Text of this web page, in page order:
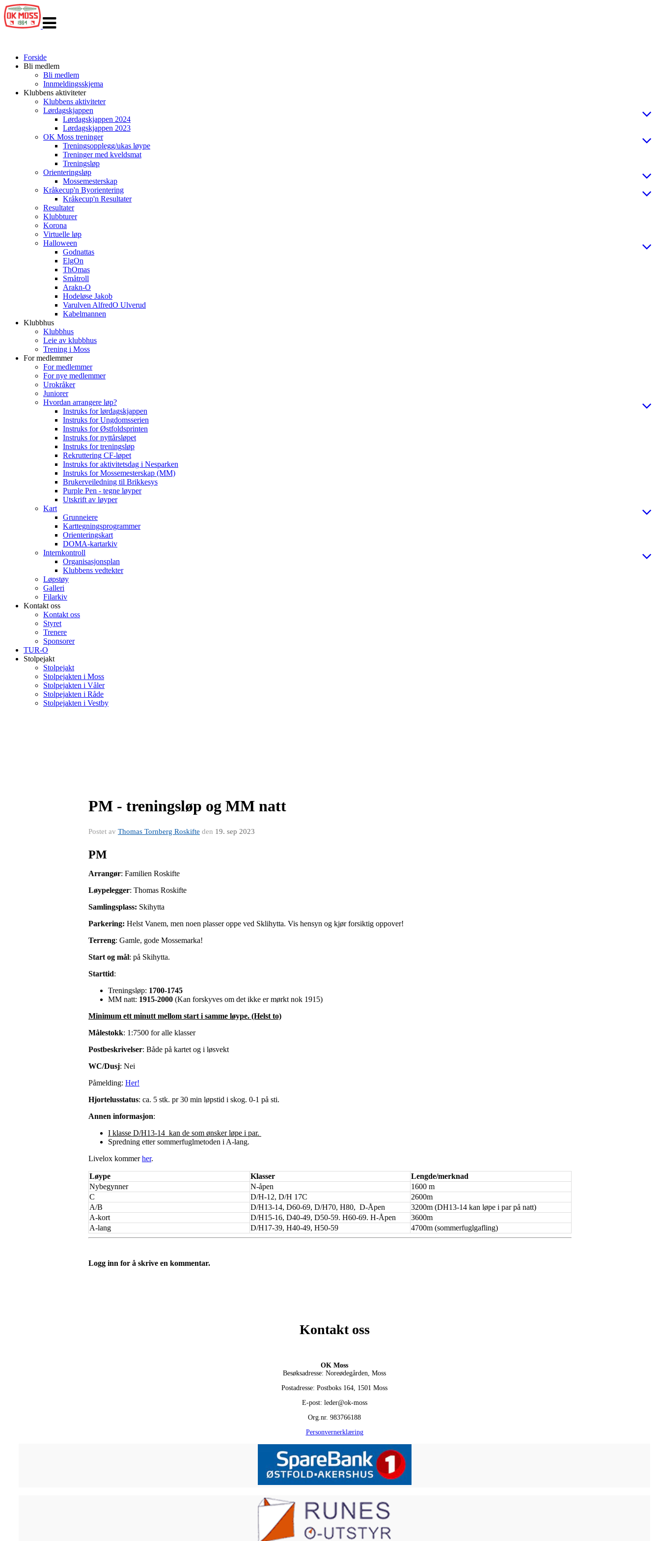
navigasjon
Forside
Bli medlem
Bli medlem
Innmeldingsskjema
Klubbens aktiviteter
Klubbens aktiviteter
Lørdagskjappen
Lørdagskjappen 2024
Lørdagskjappen 2023
OK Moss treninger
Treningsopplegg/ukas løype
Treninger med kveldsmat
Treningsløp
Orienteringsløp
Mossemesterskap
Kråkecup'n Byorientering
Kråkecup'n Resultater
Resultater
Klubbturer
Korona
Virtuelle løp
Halloween
Godnattas
ElgOn
ThOmas
Småtroll
Arakn-O
Hodeløse Jakob
Varulven AlfredO Ulverud
Kabelmannen
Klubbhus
Klubbhus
Leie av klubbhus
Trening i Moss
For medlemmer
For medlemmer
For nye medlemmer
Urokråker
Juniorer
Hvordan arrangere løp?
Instruks for lørdagskjappen
Instruks for Ungdomsserien
Instruks for Østfoldsprinten
Instruks for nyttårsløpet
Instruks for treningsløp
Rekruttering CF-løpet
Instruks for aktivitetsdag i Nesparken
Instruks for Mossemesterskap (MM)
Brukerveiledning til Brikkesys
Purple Pen - tegne løyper
Utskrift av løyper
Kart
Grunneiere
Karttegningsprogrammer
Orienteringskart
DOMA-kartarkiv
Internkontroll
Organisasjonsplan
Klubbens vedtekter
Løpstøy
Galleri
Filarkiv
Kontakt oss
Kontakt oss
Styret
Trenere
Sponsorer
TUR-O
Stolpejakt
Stolpejakt
Stolpejakten i Moss
Stolpejakten i Våler
Stolpejakten i Råde
Stolpejakten i Vestby
PM - treningsløp og MM natt
Postet av Thomas Tornberg Roskifte den 19. sep 2023
PM
Arrangør: Familien Roskifte
Løypelegger: Thomas Roskifte
Samlingsplass: Skihytta
Parkering: Helst Vanem, men noen plasser oppe ved Sklihytta. Vis hensyn og kjør forsiktig oppover!
Terreng: Gamle, gode Mossemarka!
Start og mål: på Skihytta.
Starttid:
Treningsløp: 1700-1745
MM natt: 1915-2000 (Kan forskyves om det ikke er mørkt nok 1915)
Minimum ett minutt mellom start i samme løype. (Helst to)
Målestokk: 1:7500 for alle klasser
Postbeskrivelser: Både på kartet og i løsvekt
WC/Dusj: Nei
Påmelding: Her!
Hjortelusstatus: ca. 5 stk. pr 30 min løpstid i skog. 0-1 på sti.
Annen informasjon:
I klasse D/H13-14 kan de som ønsker løpe i par.
Spredning etter sommerfuglmetoden i A-lang.
Livelox kommerher.
Løype Klasser
Lengde/merknad
Nybegynner
N-åpen
1600 m
C
D/H-12, D/H 17C
2600m
A/B
D/H13-14, D60-69, D/H70, H80, D-Åpen
3200m (DH13-14 kan løpe i par på natt)
A-kort
D/H15-16, D40-49, D50-59. H60-69. H-Åpen
3600m
A-lang
D/H17-39, H40-49, H50-59 4700m (sommerfuglgafling)
Logg inn for å skrive en kommentar.
Kontakt oss
OK Moss
Besøksadresse: Noreødegården, Moss
Postadresse: Postboks 164, 1501 Moss
E-post: leder@ok-moss
Org.nr. 983766188
Personvernerklæring